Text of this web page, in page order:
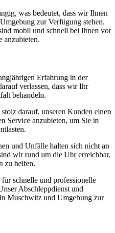
was bedeutet, dass wir Ihnen
zur Verfügung stehen.
mobil und schnell bei Ihnen vor
anzubieten.
Erfahrung in der
verlassen, dass wir Ihr
behandeln.
darauf, unseren Kunden einen
Service anzubieten, um Sie in
und Unfälle halten sich nicht an
wir rund um die Uhr erreichbar,
zu helfen.
schnelle und professionelle
Abschleppdienst und
Muschwitz und Umgebung zur